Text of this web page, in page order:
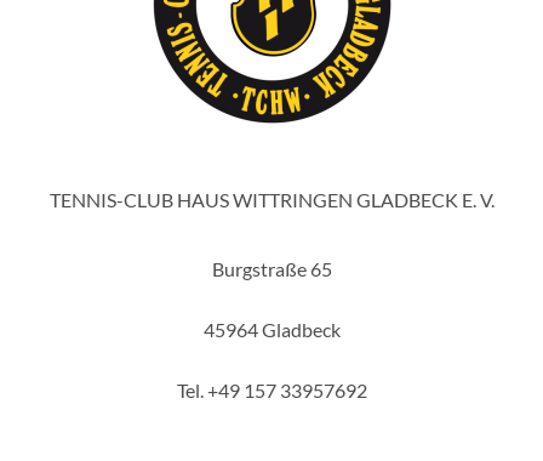
TENNIS-CLUB HAUS WITTRINGEN GLADBECK E. V.
Burgstraße 65
45964 Gladbeck
Tel. +49 157 33957692